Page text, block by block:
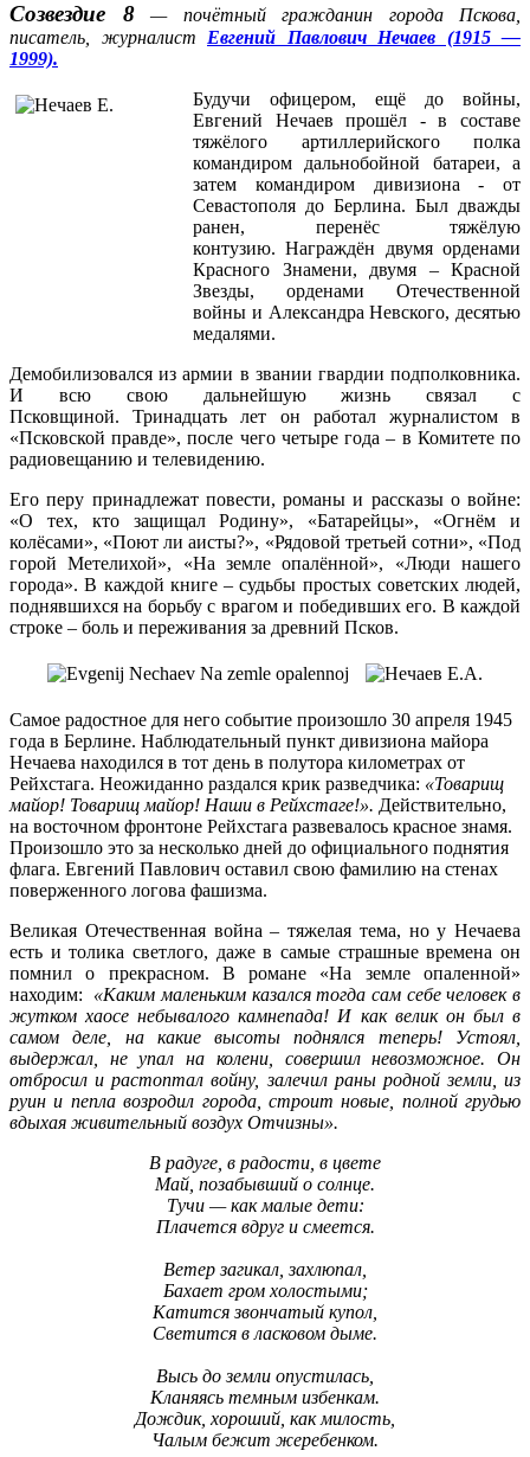
Созвездие 8— почётный гражданин города Пскова,
писатель, журналист Евгений Павлович Нечаев (1915 —
1999).
Будучи офицером, ещё до войны,
Евгений Нечаев прошёл - в составе
тяжёлого артиллерийского полка
командиром дальнобойной батареи, а
затем командиром дивизиона - от
Севастополя до Берлина. Был дважды
ранен, перенёс тяжёлую
контузию. Награждён двумя орденами
Красного Знамени, двумя – Красной
Звезды, орденами Отечественной
войны и Александра Невского, десятью
медалями.
Демобилизовался из армии в звании гвардии подполковника.
И всю свою дальнейшую жизнь связал с
Псковщиной. Тринадцать лет он работал журналистом в
«Псковской правде», после чего четыре года – в Комитете по
радиовещанию и телевидению.
Его перу принадлежат повести, романы и рассказы о войне:
«О тех, кто защищал Родину», «Батарейцы», «Огнём и
колёсами», «Поют ли аисты?», «Рядовой третьей сотни», «Под
горой Метелихой», «На земле опалённой», «Люди нашего
города». В каждой книге – судьбы простых советских людей,
поднявшихся на борьбу с врагом и победивших его. В каждой
строке – боль и переживания за древний Псков.
Самое радостное для него событие произошло 30 апреля 1945
года в Берлине. Наблюдательный пункт дивизиона майора
Нечаева находился в тот день в полутора километрах от
Рейхстага. Неожиданно раздался крик разведчика: «Товарищ
майор! Товарищ майор! Наши в Рейхстаге!». Действительно,
на восточном фронтоне Рейхстага развевалось красное знамя.
Произошло это за несколько дней до официального поднятия
флага. Евгений Павлович оставил свою фамилию на стенах
поверженного логова фашизма.
Великая Отечественная война – тяжелая тема, но у Нечаева
есть и толика светлого, даже в самые страшные времена он
помнил о прекрасном. В романе «На земле опаленной»
находим: «Каким маленьким казался тогда сам себе человек в
жутком хаосе небывалого камнепада! И как велик он был в
самом деле, на какие высоты поднялся теперь! Устоял,
выдержал, не упал на колени, совершил невозможное. Он
отбросил и растоптал войну, залечил раны родной земли, из
руин и пепла возродил города, строит новые, полной грудью
вдыхая живительный воздух Отчизны».
В радуге, в радости, в цвете
Май, позабывший о солнце.
Тучи — как малые дети:
Плачется вдруг и смеется.
Ветер загикал, захлюпал,
Бахает гром холостыми;
Катится звончатый купол,
Светится в ласковом дыме.
Высь до земли опустилась,
Кланяясь темным избенкам.
Дождик, хороший, как милость,
Чалым бежит жеребенком.